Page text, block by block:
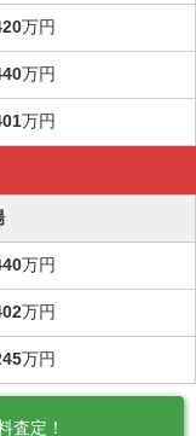
万円
万円
万円
万円
万円
万円
査定！